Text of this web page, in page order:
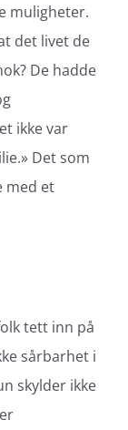
muligheter.
det livet de
De hadde
ikke var
Det som
med et
tett inn på
sårbarhet i
skylder ikke